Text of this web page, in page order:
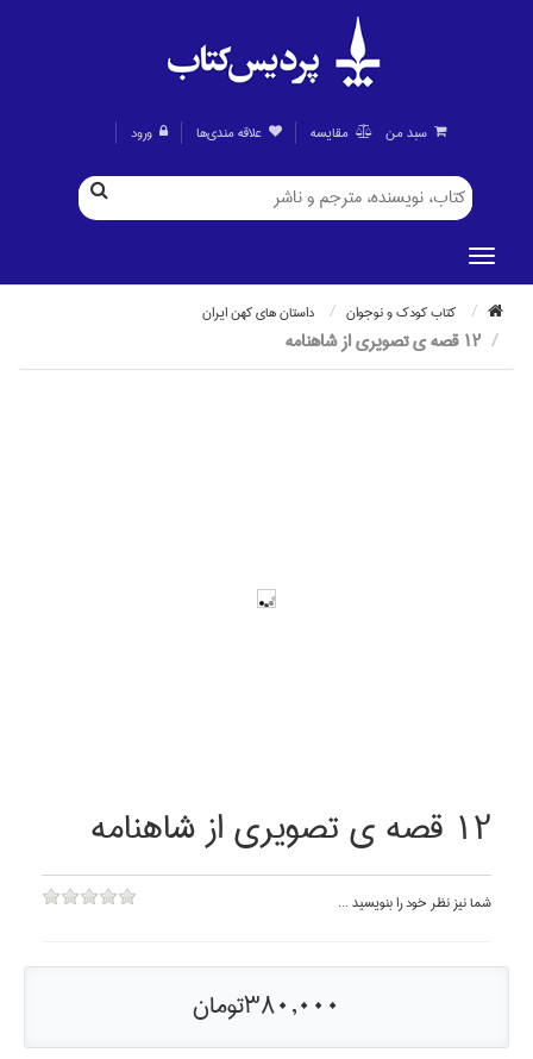
ورود علاقه مندی‌ها مقايسه سبد من
كتاب كودك و نوجوان داستان هاي کهن ايران
12 قصه ي تصويري از شاهنامه
12 قصه ي تصويري از شاهنامه
شما نيز نظر خود را بنويسيد ...
380,000تومان